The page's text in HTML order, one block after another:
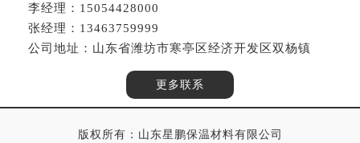
李经理：15054428000
张经理：13463759999
公司地址：山东省潍坊市寒亭区经济开发区双杨镇
更多联系
版权所有：山东星鹏保温材料有限公司